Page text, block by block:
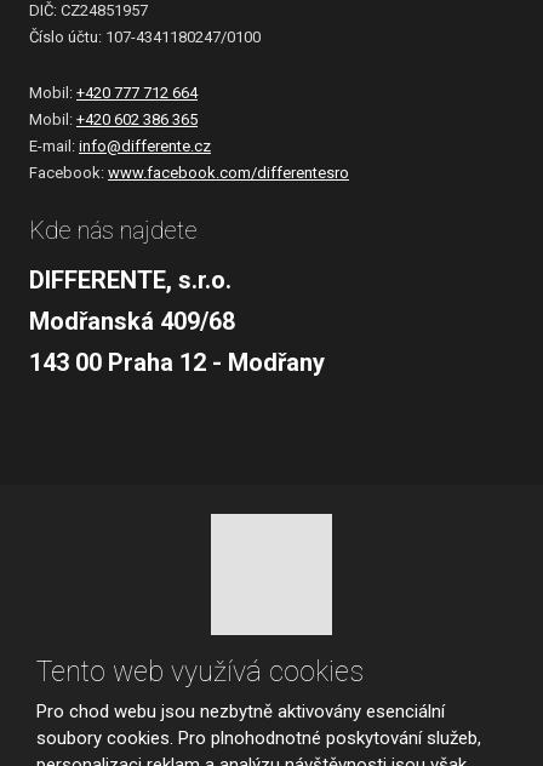
DIČ: CZ24851957
Číslo účtu: 107-4341180247/0100
Mobil: +420 777 712 664
Mobil: +420 602 386 365
E-mail: info@differente.cz
Facebook: www.facebook.com/differentesro
Kde nás najdete
DIFFERENTE, s.r.o.
Modřanská 409/68
143 00 Praha 12 - Modřany
© 2026, vytvořila eBRÁNA s.r.o.
|
Tento web využívá cookies
Pro chod webu jsou nezbytně aktivovány esenciální
soubory cookies. Pro plnohodnotné poskytování služeb,